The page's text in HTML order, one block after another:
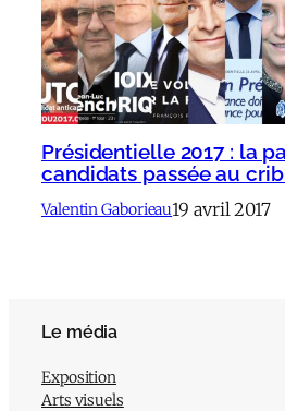
Présidentielle 2017 : la
candidats passée au
Valentin Gaborieau19 avril 2017
Le média
Exposition
Arts visuels